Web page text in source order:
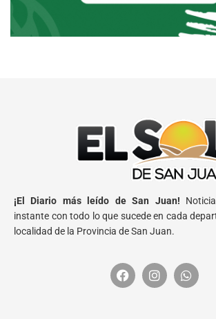
¡El Diario más leído de San Juan!
instante con todo lo que sucede en cada
localidad de la Provincia de San Juan.